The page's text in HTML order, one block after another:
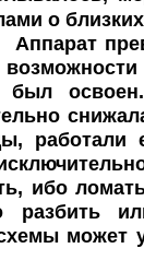
о
Аппарат
был
работали
ибо
разбить
может